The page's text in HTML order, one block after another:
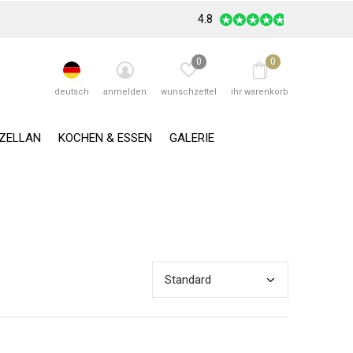
KOCHEN & ESSEN GALERIE
deutsch anmelden wunschzettel
0
ihr warenkorb
0
4.8